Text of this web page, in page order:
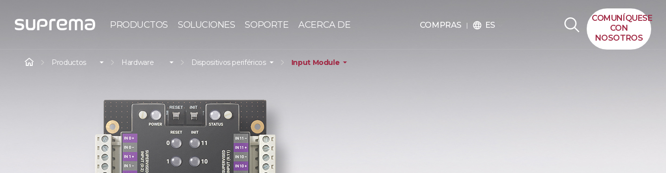
PRODUCTOS SOLUCIONES SOPORTE ACERCA DE COMPRAS language ES
COMUNÍQUESE
CON
NOSOTROS
Productos Hardware Dispositivos periféricos Input Module